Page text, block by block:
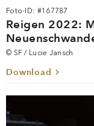
Foto-ID: #167787
Reigen 2022:
© SF / Lucie Jansch
Download